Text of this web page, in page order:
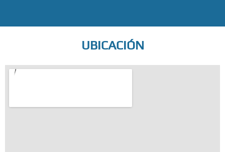
UBICACIÓN